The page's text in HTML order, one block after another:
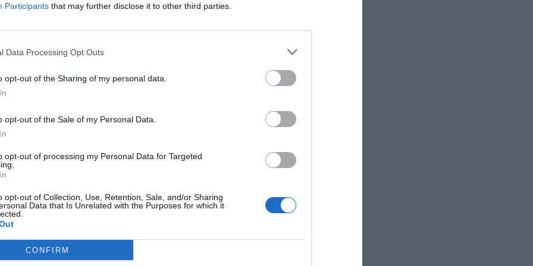
Participants that may further disclose it to other third parties.
Data Processing Opt Outs
opt-out of the Sharing of my personal data.
opt-out of the Sale of my Personal Data.
opt-out of processing my Personal Data for Targeted
opt-out of Collection, Use, Retention, Sale, and/or Sharing
Data that Is Unrelated with the Purposes for which it
CONFIRM
Tiritas®, toleradas por todo tipo de pieles
cómodas, resistentes al agua y a la
es hipoalergénico y contiene una gasa
Están diseñadas para proteger
y superficiales.
fuente preferida de Google
de actualidad.